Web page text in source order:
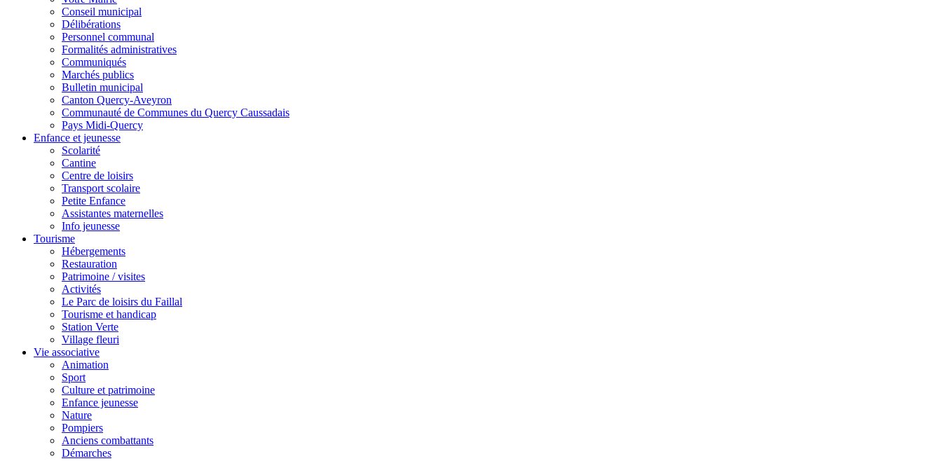
Conseil municipal
Délibérations
Personnel communal
Formalités administratives
Communiqués
Marchés publics
Bulletin municipal
Canton Quercy-Aveyron
Communauté de Communes du Quercy Caussadais
Pays Midi-Quercy
Enfance et jeunesse
Scolarité
Cantine
Centre de loisirs
Transport scolaire
Petite Enfance
Assistantes maternelles
Info jeunesse
Tourisme
Hébergements
Restauration
Patrimoine / visites
Activités
Le Parc de loisirs du Faillal
Tourisme et handicap
Station Verte
Village fleuri
Vie associative
Animation
Sport
Culture et patrimoine
Enfance jeunesse
Nature
Pompiers
Anciens combattants
Démarches